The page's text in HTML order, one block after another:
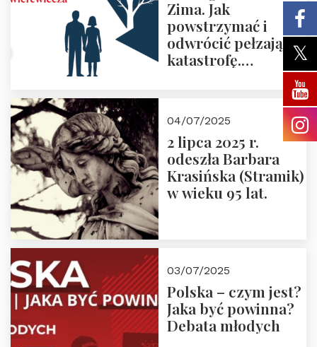
Zima. Jak
powstrzymać i
odwrócić pełzającą
katastrofę.
pierwsze spotkanie
Nowego
Ćwierćwiecza”
04/07/2025
2 lipca 2025 r.
odeszła Barbara
Krasińska (Stramik)
w wieku 95 lat.
03/07/2025
Polska – czym jest?
Jaka być powinna?
Debata młodych